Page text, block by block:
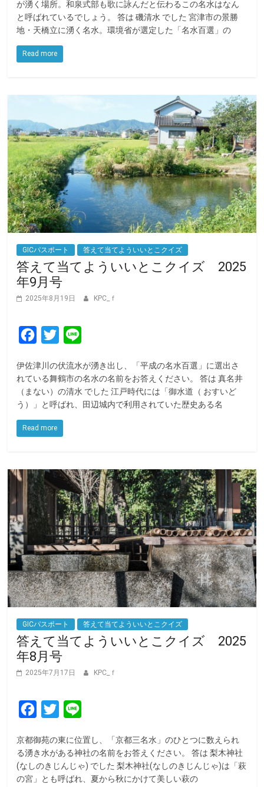
e
b
o
o
t
t
e
r
e
が湧く場所。和泉式部も歌に詠んだと伝わるこの名水はなん
と呼ばれているでしょう。 答は 磯清水 でした 宮津市の景勝
地・天橋立に湧く名水。環境省が選定した「名水百選」の
Read more
GICパスポート 答えて当てよういいとこクイズ
答えて当てよういいとこクイズ 2025
年9月号
2025年8月19日 KPC_ｆ
c
e
o
o
T
i
t
t
e
r
n
e
伊佐津川の伏流水が湧き出し、「平成の名水百選」に選出さ
れている舞鶴市の名水の名前をお答えください。 答は 真名井
（まない）の清水 でした 江戸時代には「御水道（ おすいど
う）」と呼ばれ、田辺城内で利用されていた歴史ある名
Read more
GICパスポート 答えて当てよういいとこクイズ
答えて当てよういいとこクイズ 2025
年8月号
2025年7月17日 KPC_ｆ
c
e
T
i
t
t
n
e
京都御苑の東に位置し、「京都三名水」のひとつに数えられ
る湧き水がある神社の名前をお答えください。 答は 梨木神社
(なしのきじんじゃ) でした 梨木神社(なしのきじんじゃ)は「萩
の宮」とも呼ばれ、夏から秋にかけて美しい萩の